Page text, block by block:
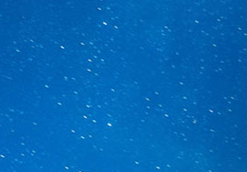
استعلام عن فتوى
حجز موعد